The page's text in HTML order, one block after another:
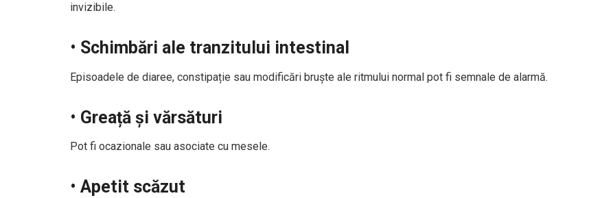
invizibile.
• Schimbări ale tranzitului intestinal
Episoadele de diaree, constipație sau modificări bruște ale ritmului normal pot fi semnale de alarmă.
• Greață și vărsături
Pot fi ocazionale sau asociate cu mesele.
• Apetit scăzut